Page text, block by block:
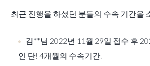
최근 진행을 하셨던 분들의 수속 기간을
김**님 2022년 11월 29일 접수 후
인 단! 4개월의 수속기간.